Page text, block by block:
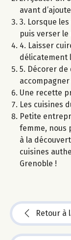
avant
3. Lorsque
puis verser
4. Laisser
délicatement
5. Décorer
Une recette
Les cuisines
Petite
femme, nous
à la
cuisines
Grenoble !
Retour à